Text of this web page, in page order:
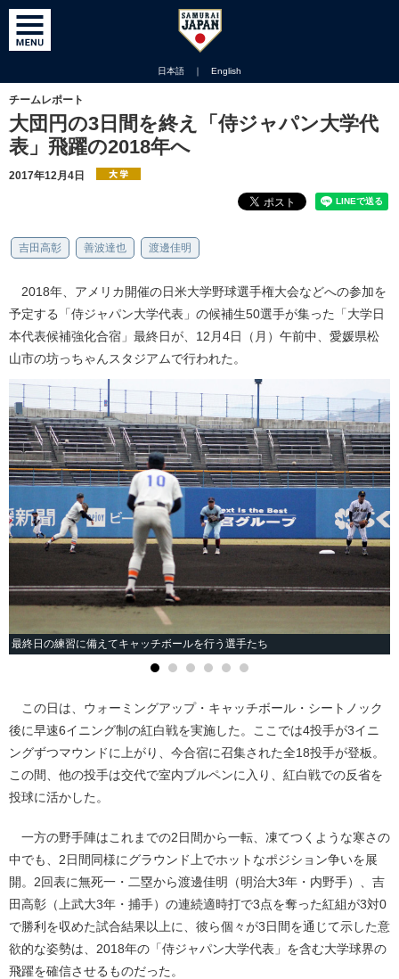
日本語 ｜ English
チームレポート
大団円の3日間を終え「侍ジャパン大学代
表」飛躍の2018年へ
2017年12月4日
吉田高彰 善波達也 渡邊佳明
2018年、アメリカ開催の日米大学野球選手権大会などへの参加を
予定する「侍ジャパン大学代表」の候補生50選手が集った「大学日
本代表候補強化合宿」最終日が、12月4日（月）午前中、愛媛県松
山市の坊っちゃんスタジアムで行われた。
最終日の練習に備えてキャッチボールを行う選手たち
この日は、ウォーミングアップ・キャッチボール・シートノック
後に早速6イニング制の紅白戦を実施した。ここでは4投手が3イニ
ングずつマウンドに上がり、今合宿に召集された全18投手が登板。
この間、他の投手は交代で室内ブルペンに入り、紅白戦での反省を
投球に活かした。
一方の野手陣はこれまでの2日間から一転、凍てつくような寒さの
中でも、2日間同様にグラウンド上でホットなポジション争いを展
開。2回表に無死一・二塁から渡邊佳明（明治大3年・内野手）、吉
田高彰（上武大3年・捕手）の連続適時打で3点を奪った紅組が3対0
で勝利を収めた試合結果以上に、彼ら個々が3日間を通じて示した意
欲的な姿勢は、2018年の「侍ジャパン大学代表」を含む大学球界の
飛躍を確信させるものだった。